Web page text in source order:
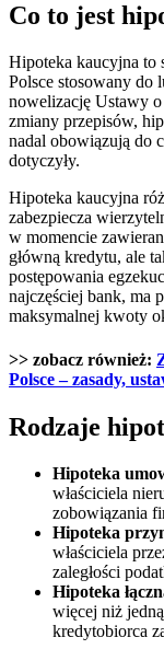
Co to jest
Hipoteka kaucyjna to
Polsce stosowany do
nowelizację Ustawy
zmiany przepisów,
nadal obowiązują do
dotyczyły.
Hipoteka kaucyjna
zabezpiecza
w momencie
główną kredytu, ale
postępowania
najczęściej bank, ma
maksymalnej kwoty
>> zobacz również:
Polsce – zasady,
Rodzaje
Hipoteka
właściciela
zobowiązania
Hipoteka
właściciela
zaległości
Hipoteka
więcej niż
kredytobiorca